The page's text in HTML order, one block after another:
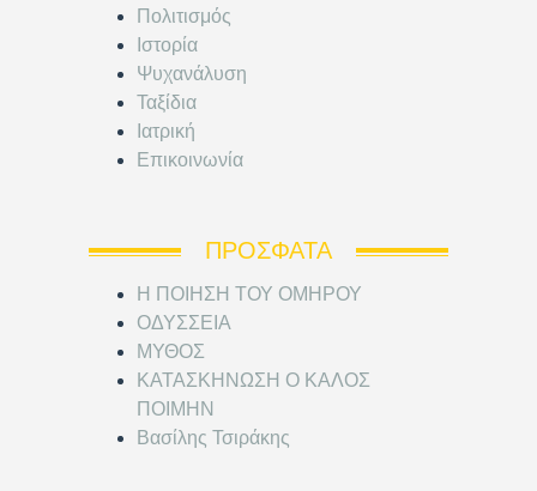
Πολιτισμός
Ιστορία
Ψυχανάλυση
Ταξίδια
Ιατρική
Επικοινωνία
ΠΡΌΣΦΑΤΑ
Η ΠΟΙΗΣΗ ΤΟΥ ΟΜΗΡΟΥ
ΟΔΥΣΣΕΙΑ
ΜΥΘΟΣ
ΚΑΤΑΣΚΗΝΩΣΗ Ο ΚΑΛΟΣ
ΠΟΙΜΗΝ
Βασίλης Τσιράκης